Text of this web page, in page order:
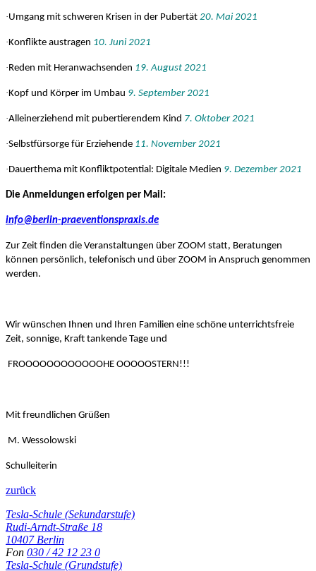
·Umgang mit schweren Krisen in der Pubertät 20. Mai 2021
·Konflikte austragen 10. Juni 2021
·Reden mit Heranwachsenden 19. August 2021
·Kopf und Körper im Umbau 9. September 2021
·Alleinerziehend mit pubertierendem Kind 7. Oktober 2021
·Selbstfürsorge für Erziehende 11. November 2021
·Dauerthema mit Konfliktpotential: Digitale Medien 9. Dezember 2021
Die Anmeldungen erfolgen per Mail:
info@berlin-praeventionspraxis.de
Zur Zeit finden die Veranstaltungen über ZOOM statt, Beratungen
können persönlich, telefonisch und über ZOOM in Anspruch genommen
werden.
Wir wünschen Ihnen und Ihren Familien eine schöne unterrichtsfreie
Zeit, sonnige, Kraft tankende Tage und
FROOOOOOOOOOOOHE OOOOOSTERN!!!
Mit freundlichen Grüßen
M. Wessolowski
Schulleiterin
zurück
Tesla-Schule (Sekundarstufe)
Rudi-Arndt-Straße 18
10407 Berlin
Fon 030 / 42 12 23 0
Tesla-Schule (Grundstufe)